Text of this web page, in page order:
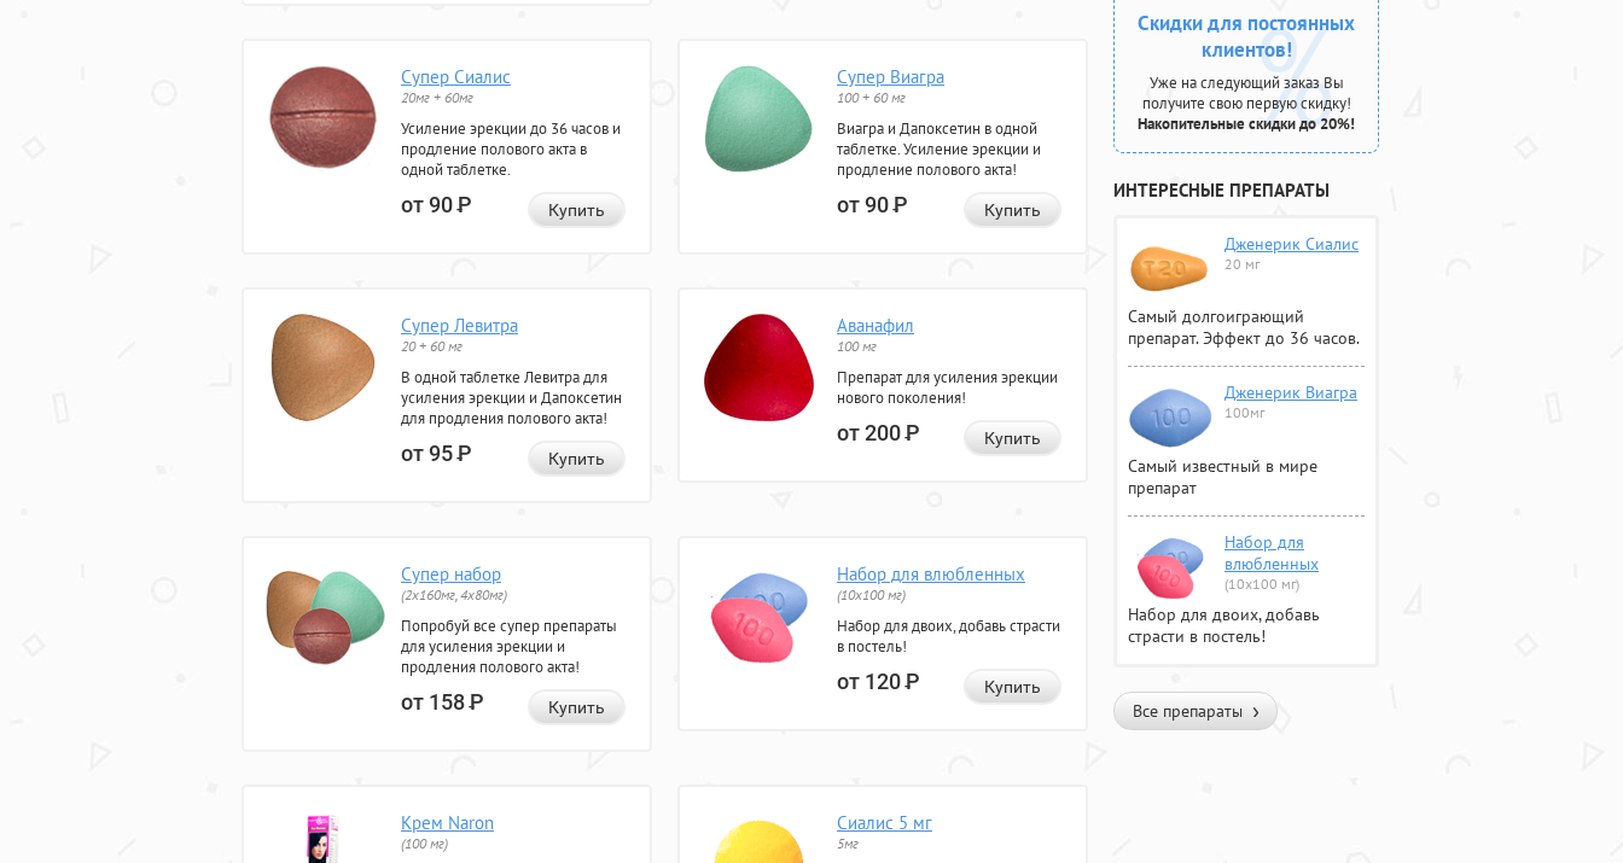
Супер Сиалис
20мг + 60мг
Усиление эрекции до 36 часов и
продление полового акта в
одной таблетке.
от 90Р Купить
Супер Виагра
100 + 60 мг
Виагра и Дапоксетин в одной
таблетке. Усиление эрекции и
продление полового акта!
от 90Р Купить
Супер Левитра
20 + 60 мг
В одной таблетке Левитра для
усиления эрекции и Дапоксетин
для продления полового акта!
от 95Р Купить
Аванафил
100 мг
Препарат для усиления эрекции
нового поколения!
от 200Р Купить
Супер набор
(2х160мг, 4х80мг)
Попробуй все супер препараты
для усиления эрекции и
продления полового акта!
от 158Р Купить
Набор для влюбленных
(10х100 мг)
Набор для двоих, добавь страсти
в постель!
от 120Р Купить
Крем Naron
(100 мг)
Сиалис 5 мг
5мг
Скидки для постоянных
клиентов!
Уже на следующий заказ Вы
получите свою первую скидку!
Накопительные скидки до 20%!
ИНТЕРЕСНЫЕ ПРЕПАРАТЫ
Дженерик Сиалис
20 мг
Самый долгоиграющий
препарат. Эффект до 36 часов.
Дженерик Виагра
100мг
Самый известный в мире
препарат
Набор для
влюбленных
(10х100 мг)
Набор для двоих, добавь
страсти в постель!
Все препараты